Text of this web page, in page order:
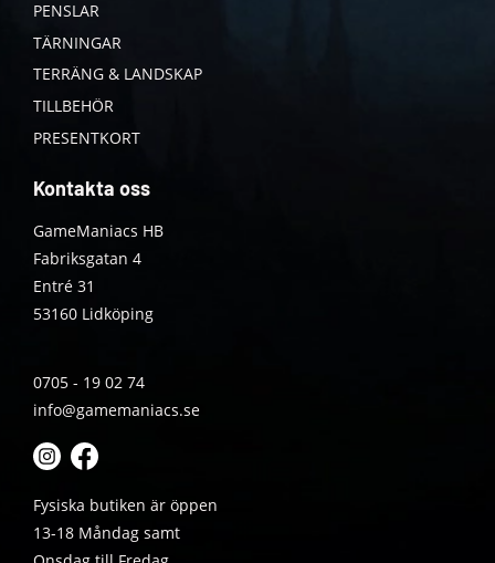
PENSLAR
TÄRNINGAR
TERRÄNG & LANDSKAP
TILLBEHÖR
PRESENTKORT
Kontakta oss
GameManiacs HB
Fabriksgatan 4
Entré 31
53160 Lidköping
0705 - 19 02 74
info@gamemaniacs.se
Fysiska butiken är öppen
13-18 Måndag samt